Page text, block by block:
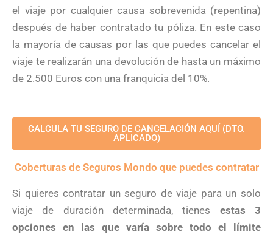
el viaje por cualquier causa sobrevenida (repentina)
después de haber contratado tu póliza. En este caso
la mayoría de causas por las que puedes cancelar el
viaje te realizarán una devolución de hasta un máximo
de 2.500 Euros con una franquicia del 10%.
CALCULA TU SEGURO DE CANCELACIÓN AQUÍ (DTO.
APLICADO)
Coberturas de Seguros Mondo que puedes contratar
Si quieres contratar un seguro de viaje para un solo
viaje de duración determinada, tienes estas 3
opciones en las que varía sobre todo el límite